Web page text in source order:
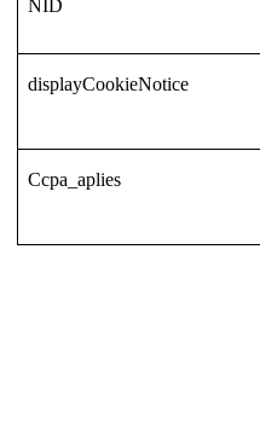
NID
displayCookieNotice
Ccpa_aplies